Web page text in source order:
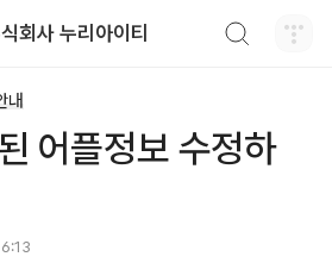
회사 누리아이티
내
어플정보 수정하